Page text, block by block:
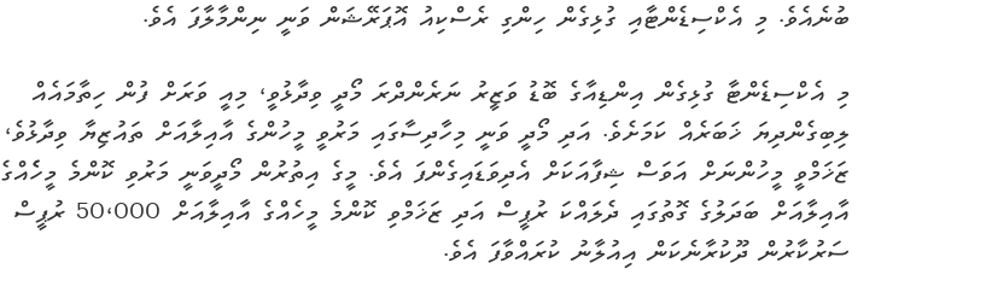
ބުނެއެވެ. މި އެކްސިޑެންޓާއި ގުޅިގެން ހިންގި ރެސްކިއު އޮޕަރޭޝަން ވަނީ ނިންމާލާފަ އެވެ.
މި އެކްސިޑެންޓާ ގުޅިގެން އިންޑިއާގެ ބޮޑު ވަޒީރު ނަރެންދްރަ މޯދީ ވިދާޅުވީ، މިއީ ވަރަށް ފުން ހިތާމައެއް
ލިބިގެންދިޔަ ޚަބަރެއް ކަމަށެވެ. އަދި މޯދީ ވަނީ މިހާދިސާގައި މަރުވީ މީހުންގެ އާއިލާއަށް ތައުޒިޔާ ވިދާޅުވެ،
ޒަޚަމްވީ މީހުންނަށް އަވަސް ޝިފާއަކަށް އެދިވަޑައިގެންފަ އެވެ. މީގެ އިތުރުން މޯދީވަނީ މަރުވި ކޮންމެ މީހެެއްގެ
އާއިލާއަށް ބަދަލުގެ ގޮތުގައި ދެލައްކަ ރުޕީސް އަދި ޒަޚަމްވި ކޮންމެ މީހެއްގެ އާއިލާއަށް 50،000 ރުޕީސް
ސަރުކާރުން ދޫކުރާނެކަން އިއުލާނު ކުރައްވާފަ އެވެ.